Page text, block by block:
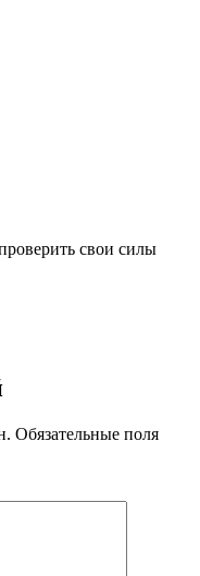
свои силы
Обязательные поля